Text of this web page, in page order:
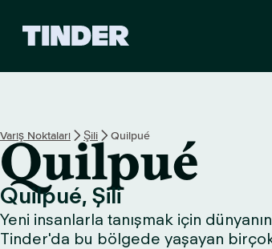
A
n
a
y
f
Varış Noktaları Şili Quilpué
Quilpué
Quilpué, Şili
Yeni insanlarla tanışmak için
Tinder'da bu bölgede yaşayan